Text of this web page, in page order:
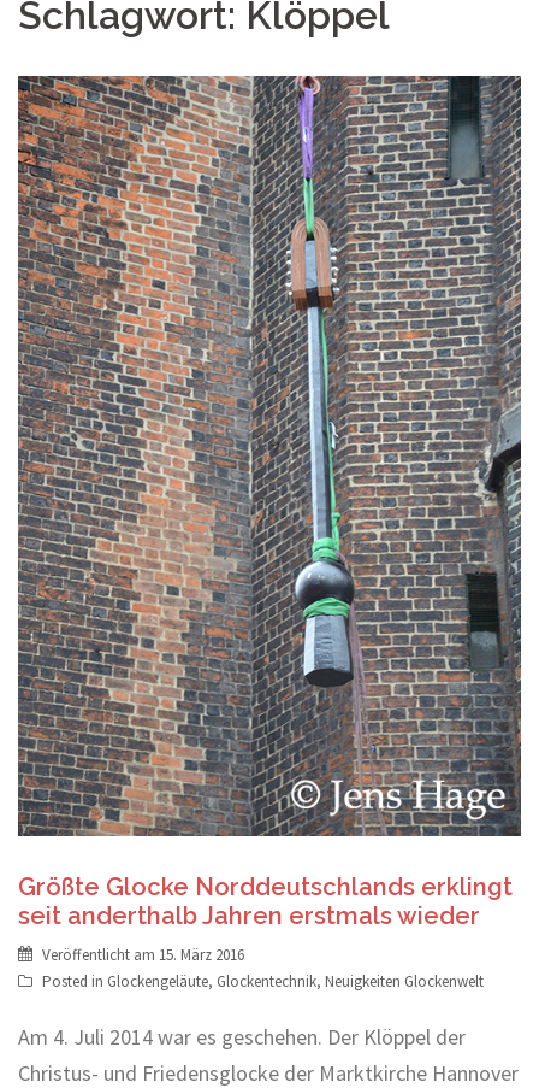
Schlagwort: Klöppel
Größte Glocke Norddeutschlands erklingt
seit anderthalb Jahren erstmals wieder
Veröffentlicht am 15. März 2016
Posted in Glockengeläute, Glockentechnik, Neuigkeiten Glockenwelt
Am 4. Juli 2014 war es geschehen. Der Klöppel der
Christus- und Friedensglocke der Marktkirche Hannover